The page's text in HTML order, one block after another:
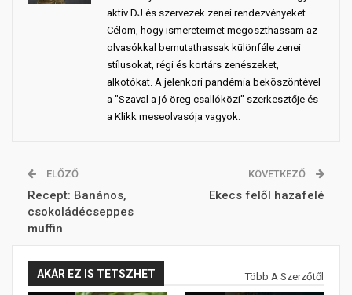
aktív DJ és szervezek zenei rendezvényeket.
Célom, hogy ismereteimet megoszthassam az
olvasókkal bemutathassak különféle zenei
stílusokat, régi és kortárs zenészeket,
alkotókat. A jelenkori pandémia beköszöntével
a "Szaval a jó öreg csallóközi" szerkesztője és
a Klikk meseolvasója vagyok.
ELŐZŐ
Recept: Banános,
csokoládécseppes
muffin
KÖVETKEZŐ
Ekecs felől hazafelé
AKÁR EZ IS TETSZHET Több A Szerzőtől